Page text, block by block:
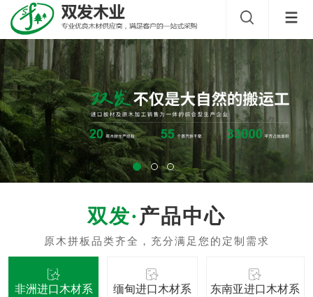
产品中心
非洲进口木材系
缅甸进口木材系
东南亚进口木材系